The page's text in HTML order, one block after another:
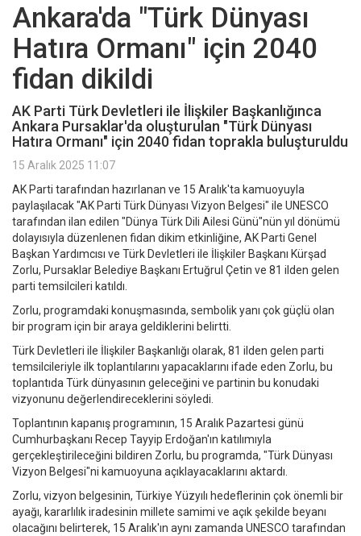
Ankara'da "Türk Dünyası
Hatıra Ormanı" için 2040
fidan dikildi
AK Parti Türk Devletleri ile İlişkiler Başkanlığınca
Ankara Pursaklar'da oluşturulan "Türk Dünyası
Hatıra Ormanı" için 2040 fidan toprakla buluşturuldu
15 Aralık 2025 11:07
AK Parti tarafından hazırlanan ve 15 Aralık'ta kamuoyuyla
paylaşılacak "AK Parti Türk Dünyası Vizyon Belgesi" ile UNESCO
tarafından ilan edilen "Dünya Türk Dili Ailesi Günü"nün yıl dönümü
dolayısıyla düzenlenen fidan dikim etkinliğine, AK Parti Genel
Başkan Yardımcısı ve Türk Devletleri ile İlişkiler Başkanı Kürşad
Zorlu, Pursaklar Belediye Başkanı Ertuğrul Çetin ve 81 ilden gelen
parti temsilcileri katıldı.
Zorlu, programdaki konuşmasında, sembolik yanı çok güçlü olan
bir program için bir araya geldiklerini belirtti.
Türk Devletleri ile İlişkiler Başkanlığı olarak, 81 ilden gelen parti
temsilcileriyle ilk toplantılarını yapacaklarını ifade eden Zorlu, bu
toplantıda Türk dünyasının geleceğini ve partinin bu konudaki
vizyonunu değerlendireceklerini söyledi.
Toplantının kapanış programının, 15 Aralık Pazartesi günü
Cumhurbaşkanı Recep Tayyip Erdoğan'ın katılımıyla
gerçekleştirileceğini bildiren Zorlu, bu programda, "Türk Dünyası
Vizyon Belgesi"ni kamuoyuna açıklayacaklarını aktardı.
Zorlu, vizyon belgesinin, Türkiye Yüzyılı hedeflerinin çok önemli bir
ayağı, kararlılık iradesinin millete samimi ve açık şekilde beyanı
olacağını belirterek, 15 Aralık'ın aynı zamanda UNESCO tarafından